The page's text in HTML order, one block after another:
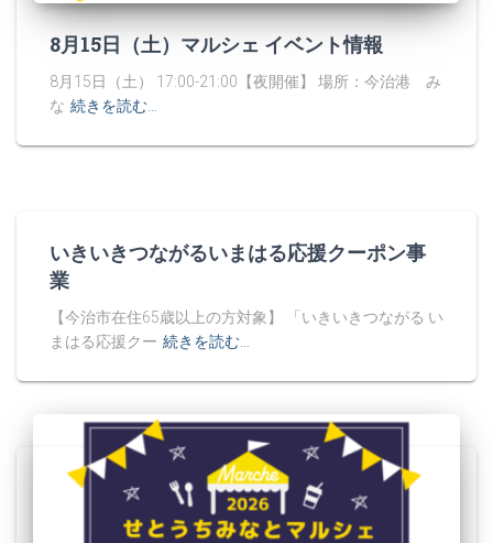
8月15日（土）マルシェ イベント情報
8月15日（土） 17:00-21:00【夜開催】 場所：今治港 み
な 続きを読む…
いきいきつながるいまはる応援クーポン事
業
【今治市在住65歳以上の方対象】 「いきいきつながる い
まはる応援クー 続きを読む…